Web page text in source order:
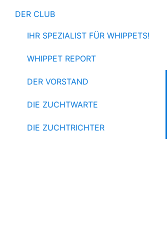
DER CLUB
IHR SPEZIALIST FÜR WHIPPETS!
WHIPPET REPORT
DER VORSTAND
DIE ZUCHTWARTE
DIE ZUCHTRICHTER